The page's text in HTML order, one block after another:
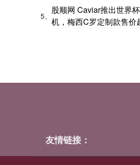
5、
股顺网 Caviar推出世界
机，梅西C罗定制款售价
友情链接：